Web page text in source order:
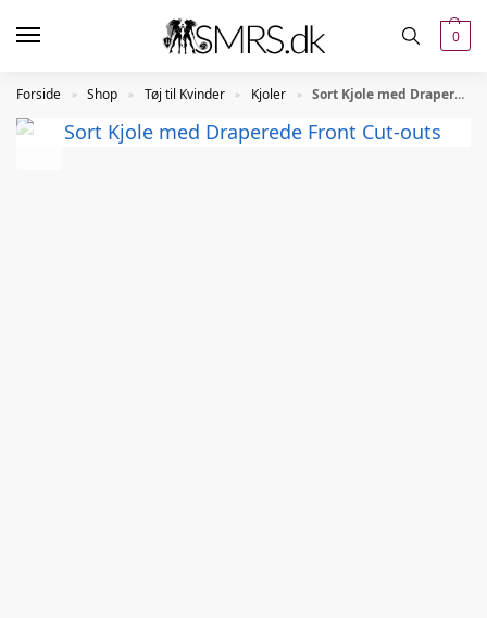
0
Forside » Shop » Tøj til Kvinder » Kjoler » Sort Kjole med Draperede Front Cut-outs